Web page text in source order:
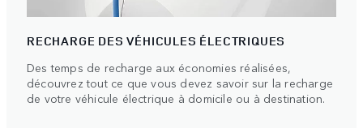
RECHARGE DES VÉHICULES ÉLECTRIQUES
Des temps de recharge aux économies réalisées,
découvrez tout ce que vous devez savoir sur la recharge
de votre véhicule électrique à domicile ou à destination.